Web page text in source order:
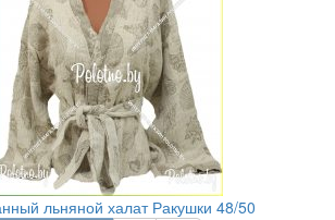
льняной халат Ракушки 48/50